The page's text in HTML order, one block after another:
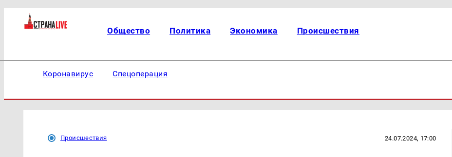
Общество Политика Экономика Происшествия
Коронавирус Спецоперация
Происшествия 24.07.2024, 17:00